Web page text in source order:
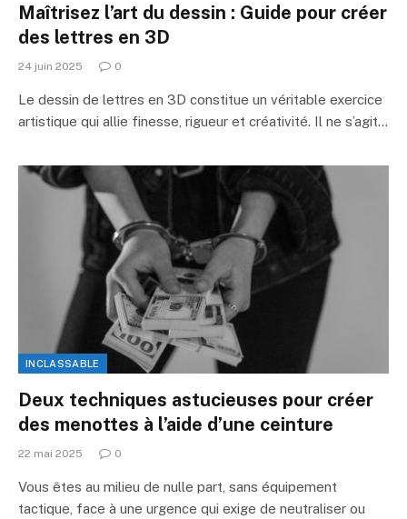
Maîtrisez l’art du dessin : Guide pour créer
des lettres en 3D
24 juin 2025 0
Le dessin de lettres en 3D constitue un véritable exercice
artistique qui allie finesse, rigueur et créativité. Il ne s’agit…
INCLASSABLE
Deux techniques astucieuses pour créer
des menottes à l’aide d’une ceinture
22 mai 2025 0
Vous êtes au milieu de nulle part, sans équipement
tactique, face à une urgence qui exige de neutraliser ou